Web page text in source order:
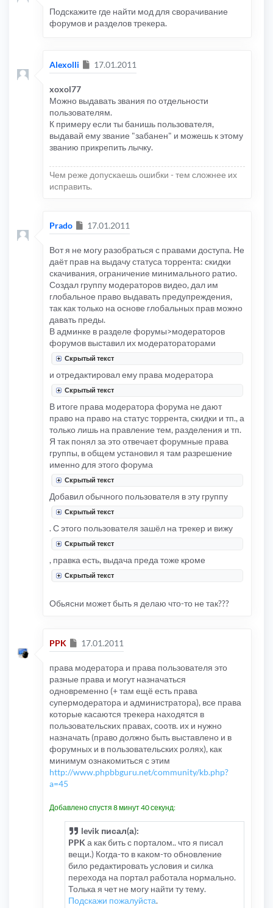
Подскажите где найти мод для сворачивание
форумов и разделов трекера.
Alexolli Сообщение
17.01.2011
xoxol77
Можно выдавать звания по отдельности
пользователям.
К примеру если ты банишь пользователя,
выдавай ему звание "забанен" и можешь к этому
званию прикрепить лычку.
Чем реже допускаешь ошибки - тем сложнее их
исправить.
Prado Сообщение
17.01.2011
Вот я не могу разобраться с правами доступа. Не
даёт прав на выдачу статуса торрента: скидки
скачивания, ограничение минимального ратио.
Создал группу модераторов видео, дал им
глобальное право выдавать предупреждения,
так как только на основе глобальных прав можно
давать преды.
В админке в разделе форумы>модераторов
форумов выставил их модератораторами
Скрытый текст
и отредактировал ему права модератора
Скрытый текст
В итоге права модератора форума не дают
право на право на статус торрента, скидки и тп., а
только лишь на правление тем, разделения и тп.
Я так понял за это отвечает форумные права
группы, в общем установил я там разрешение
именно для этого форума
Скрытый текст
Добавил обычного пользователя в эту группу
Скрытый текст
. С этого пользователя зашёл на трекер и вижу
Скрытый текст
, правка есть, выдача преда тоже кроме
Скрытый текст
Обьясни может быть я делаю что-то не так???
PPK Сообщение
17.01.2011
права модератора и права пользователя это
разные права и могут назначаться
одновременно (+ там ещё есть права
супермодератора и администратора), все права
которые касаются трекера находятся в
пользовательских правах, соотв. их и нужно
назначать (право должно быть выставлено и в
форумных и в пользовательских ролях), как
минимум ознакомиться с этим
http://www.phpbbguru.net/community/kb.php?
a=45
Добавлено спустя 8 минут 40 секунд:
levik писал(а):
PPK а как бить с порталом.. что я писал
вещи.) Когда-то в каком-то обновление
било редактировать условия и силка
перехода на портал работала нормально.
Толька я чет не могу найти ту тему.
Подскажи пожалуйста.